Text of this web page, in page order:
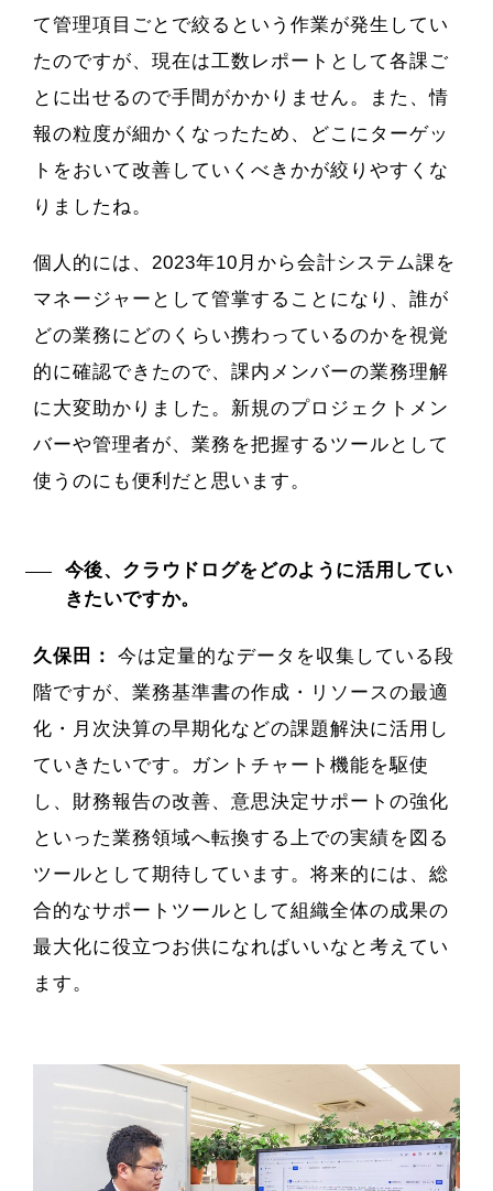
て管理項目ごとで絞るという作業が発生してい
たのですが、現在は工数レポートとして各課ご
とに出せるので手間がかかりません。また、情
報の粒度が細かくなったため、どこにターゲッ
トをおいて改善していくべきかが絞りやすくな
りましたね。
個人的には、2023年10月から会計システム課を
マネージャーとして管掌することになり、誰が
どの業務にどのくらい携わっているのかを視覚
的に確認できたので、課内メンバーの業務理解
に大変助かりました。新規のプロジェクトメン
バーや管理者が、業務を把握するツールとして
使うのにも便利だと思います。
今後、クラウドログをどのように活用してい
きたいですか。
久保田：
今は定量的なデータを収集している段
階ですが、業務基準書の作成・リソースの最適
化・月次決算の早期化などの課題解決に活用し
ていきたいです。ガントチャート機能を駆使
し、財務報告の改善、意思決定サポートの強化
といった業務領域へ転換する上での実績を図る
ツールとして期待しています。将来的には、総
合的なサポートツールとして組織全体の成果の
最大化に役立つお供になればいいなと考えてい
ます。